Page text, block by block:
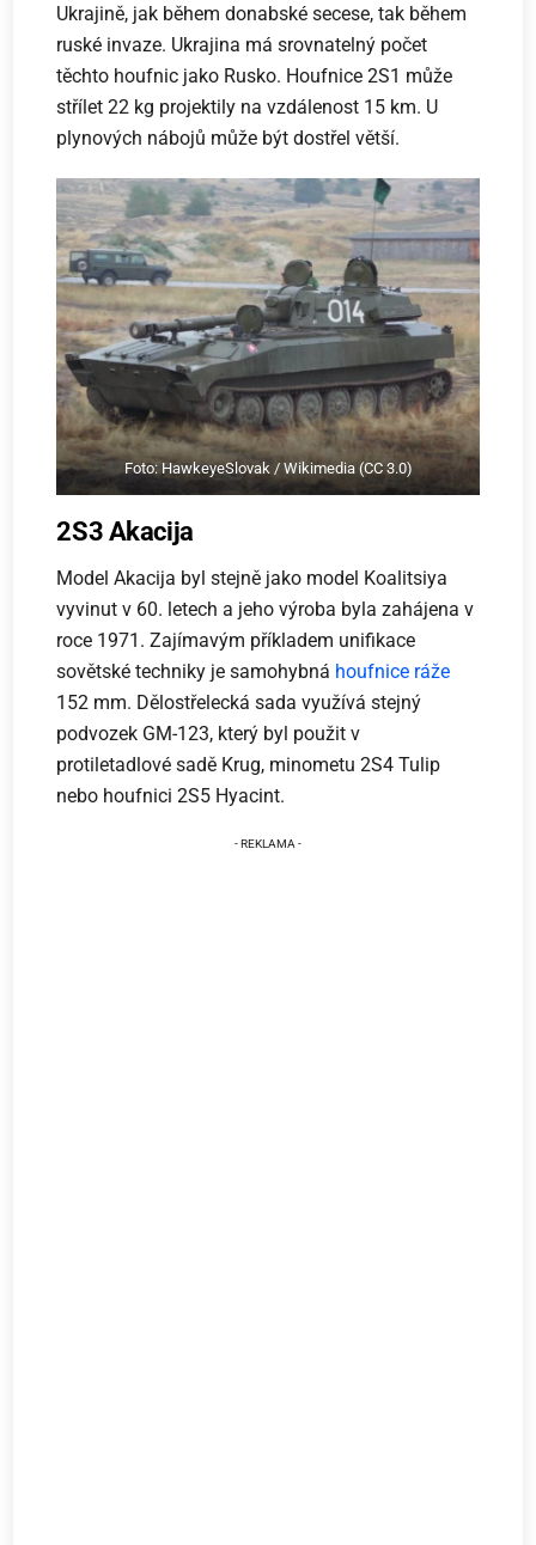
Ukrajině, jak během donabské secese, tak během
ruské invaze. Ukrajina má srovnatelný počet
těchto houfnic jako Rusko. Houfnice 2S1 může
střílet 22 kg projektily na vzdálenost 15 km. U
plynových nábojů může být dostřel větší.
Foto: HawkeyeSlovak / Wikimedia (CC 3.0)
2S3 Akacija
Model Akacija byl stejně jako model Koalitsiya
vyvinut v 60. letech a jeho výroba byla zahájena v
roce 1971. Zajímavým příkladem unifikace
sovětské techniky je samohybná houfnice ráže
152 mm. Dělostřelecká sada využívá stejný
podvozek GM-123, který byl použit v
protiletadlové sadě Krug, minometu 2S4 Tulip
nebo houfnici 2S5 Hyacint.